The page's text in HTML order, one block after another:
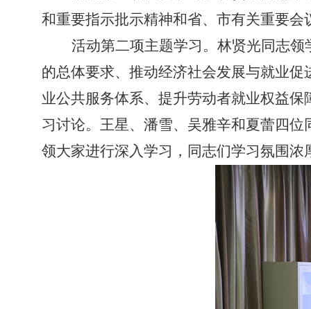
和重要指示批示精神和省、市有关重要
活动第二项主题学习。林贤光同志领
的总体要求、推动经济社会发展与就业
业公共服务体系、提升劳动者就业权益
习讨论。王星、潘雪、吴雅辛和夏蕾四
领大家进行深入学习，同志们学习氛围浓